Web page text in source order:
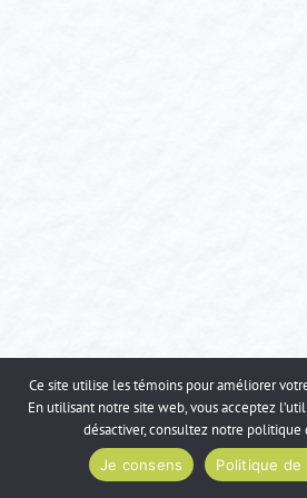
Ce site utilise les témoins pour améliorer
En utilisant notre site web, vous acceptez
désactiver, consultez notre politique
Je consens
Politique